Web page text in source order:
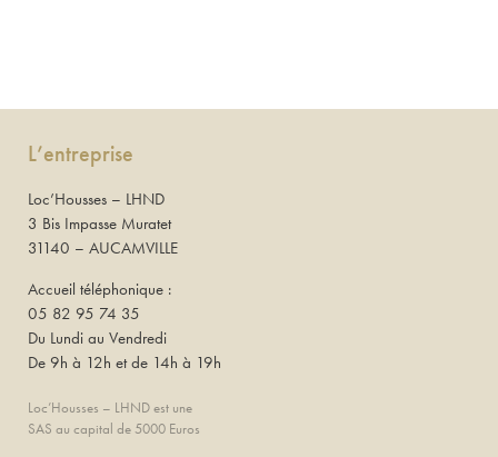
L’entreprise
Loc’Housses – LHND
3 Bis Impasse Muratet
31140 – AUCAMVILLE
Accueil téléphonique :
05 82 95 74 35
Du Lundi au Vendredi
De 9h à 12h et de 14h à 19h
Loc’Housses – LHND est une
SAS au capital de 5000 Euros